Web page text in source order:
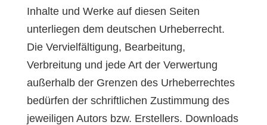
Inhalte und Werke auf diesen Seiten
unterliegen dem deutschen Urheberrecht.
Die Vervielfältigung, Bearbeitung,
Verbreitung und jede Art der Verwertung
außerhalb der Grenzen des Urheberrechtes
bedürfen der schriftlichen Zustimmung des
jeweiligen Autors bzw. Erstellers. Downloads